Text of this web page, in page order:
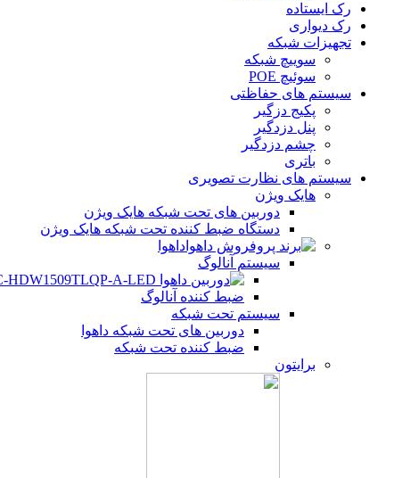
رک ایستاده
رک دیواری
تجهیزات شبکه
سوییچ شبکه
سوئیچ POE
سیستم های حفاظتی
پکیج دزگیر
پنل دزدگیر
چشم دزدگیر
باتری
سیستم های نظارت تصویری
هایک ویژن
دوربین های تحت شبکه هایک ویژن
دستگاه ضبط کننده تحت شبکه هایک ویژن
داهوا
سیستم آنالوگ
ضبط کننده آنالوگ
سیستم تحت شبکه
دوربین های تحت شبکه داهوا
ضبط کننده تحت شبکه
برایتون